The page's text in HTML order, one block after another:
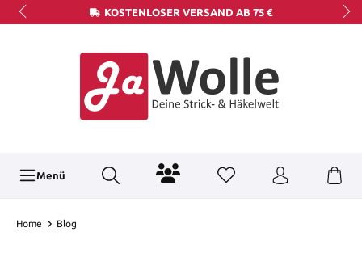
KOSTENLOSER VERSAND AB 75 €
Menü
Home Blog